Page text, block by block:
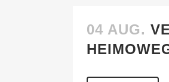
04 AUG.